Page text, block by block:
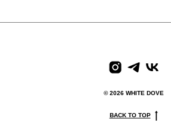
We create digital spaces We
© 2026 WHITE DOVE
BACK TO TOP